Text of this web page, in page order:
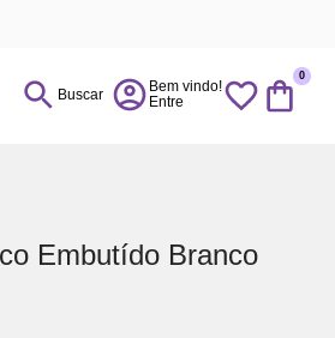
Buscar
0
Embutído Branco